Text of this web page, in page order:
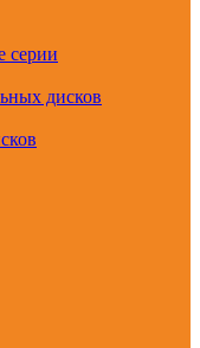
серии
дисков